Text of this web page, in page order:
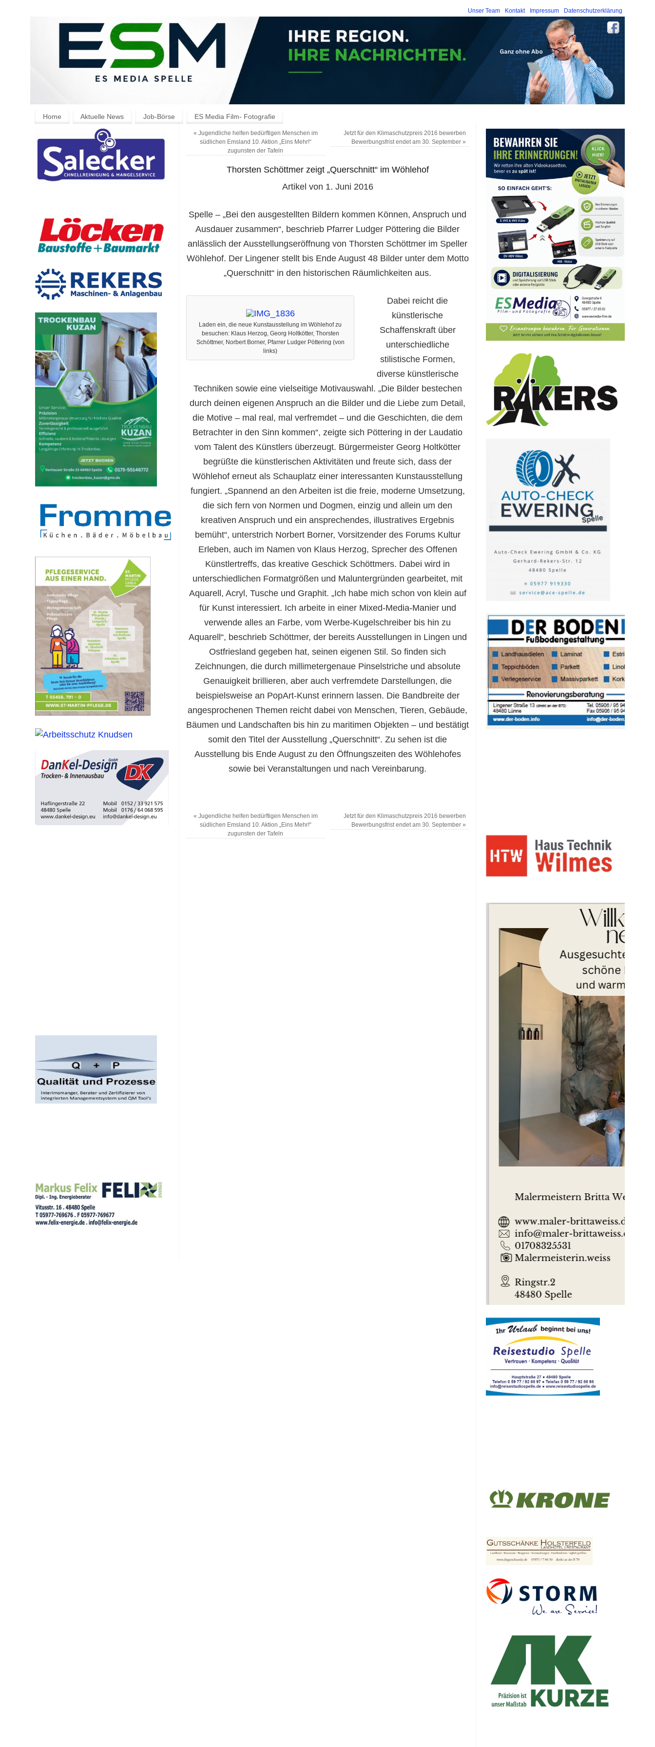
Unser Team Kontakt Impressum Datenschutzerklärung
Home Aktuelle News Job-Börse ES Media Film- Fotografie
« Jugendliche helfen bedürftigen Menschen im
südlichen Emsland 10. Aktion „Eins Mehr!“
zugunsten der Tafeln
Jetzt für den Klimaschutzpreis 2016 bewerben
Bewerbungsfrist endet am 30. September»
Thorsten Schöttmer zeigt „Querschnitt“ im Wöhlehof
Artikel von 1. Juni 2016
Spelle – „Bei den ausgestellten Bildern kommen Können, Anspruch und
Ausdauer zusammen“, beschrieb Pfarrer Ludger Pöttering die Bilder
anlässlich der Ausstellungseröffnung von Thorsten Schöttmer im Speller
Wöhlehof. Der Lingener stellt bis Ende August 48 Bilder unter dem Motto
„Querschnitt“ in den historischen Räumlichkeiten aus.
Laden ein, die neue Kunstausstellung im Wöhlehof zu
besuchen: Klaus Herzog, Georg Holtkötter, Thorsten
Schöttmer, Norbert Borner, Pfarrer Ludger Pöttering (von
links)
Dabei reicht die
künstlerische
Schaffenskraft über
unterschiedliche
stilistische Formen,
diverse künstlerische
Techniken sowie eine vielseitige Motivauswahl. „Die Bilder bestechen
durch deinen eigenen Anspruch an die Bilder und die Liebe zum Detail,
die Motive – mal real, mal verfremdet – und die Geschichten, die dem
Betrachter in den Sinn kommen“, zeigte sich Pöttering in der Laudatio
vom Talent des Künstlers überzeugt. Bürgermeister Georg Holtkötter
begrüßte die künstlerischen Aktivitäten und freute sich, dass der
Wöhlehof erneut als Schauplatz einer interessanten Kunstausstellung
fungiert. „Spannend an den Arbeiten ist die freie, moderne Umsetzung,
die sich fern von Normen und Dogmen, einzig und allein um den
kreativen Anspruch und ein ansprechendes, illustratives Ergebnis
bemüht“, unterstrich Norbert Borner, Vorsitzender des Forums Kultur
Erleben, auch im Namen von Klaus Herzog, Sprecher des Offenen
Künstlertreffs, das kreative Geschick Schöttmers. Dabei wird in
unterschiedlichen Formatgrößen und Maluntergründen gearbeitet, mit
Aquarell, Acryl, Tusche und Graphit. „Ich habe mich schon von klein auf
für Kunst interessiert. Ich arbeite in einer Mixed-Media-Manier und
verwende alles an Farbe, vom Werbe-Kugelschreiber bis hin zu
Aquarell“, beschrieb Schöttmer, der bereits Ausstellungen in Lingen und
Ostfriesland gegeben hat, seinen eigenen Stil. So finden sich
Zeichnungen, die durch millimetergenaue Pinselstriche und absolute
Genauigkeit brillieren, aber auch verfremdete Darstellungen, die
beispielsweise an PopArt-Kunst erinnern lassen. Die Bandbreite der
angesprochenen Themen reicht dabei von Menschen, Tieren, Gebäude,
Bäumen und Landschaften bis hin zu maritimen Objekten – und bestätigt
somit den Titel der Ausstellung „Querschnitt“. Zu sehen ist die
Ausstellung bis Ende August zu den Öffnungszeiten des Wöhlehofes
sowie bei Veranstaltungen und nach Vereinbarung.
« Jugendliche helfen bedürftigen Menschen im
südlichen Emsland 10. Aktion „Eins Mehr!“
zugunsten der Tafeln
Jetzt für den Klimaschutzpreis 2016 bewerben
Bewerbungsfrist endet am 30. September»